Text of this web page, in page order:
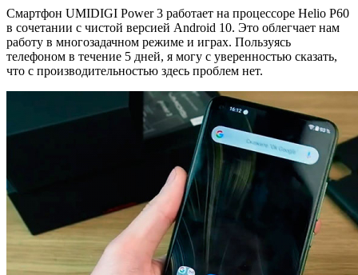
Смартфон UMIDIGI Power 3 работает на процессоре Helio P60
в сочетании с чистой версией Android 10. Это облегчает нам
работу в многозадачном режиме и играх. Пользуясь
телефоном в течение 5 дней, я могу с уверенностью сказать,
что с производительностью здесь проблем нет.